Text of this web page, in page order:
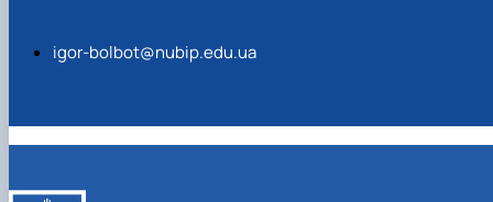
igor-bolbot@nubip.edu.ua